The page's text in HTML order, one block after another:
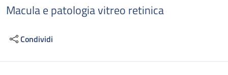
Macula e patologia vitreo retinica
Condividi